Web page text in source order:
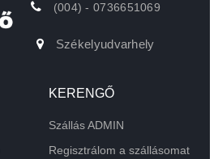
(004) - 0736651069
Székelyudvarhely
KERENGŐ
Szállás ADMIN
Regisztrálom a szállásomat